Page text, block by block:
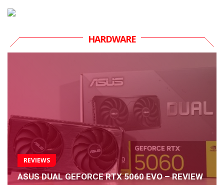
HARDWARE
REVIEWS
ASUS DUAL GEFORCE RTX 5060 EVO – REVIEW